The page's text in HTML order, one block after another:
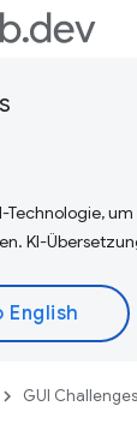
KI-
GUI Challenges